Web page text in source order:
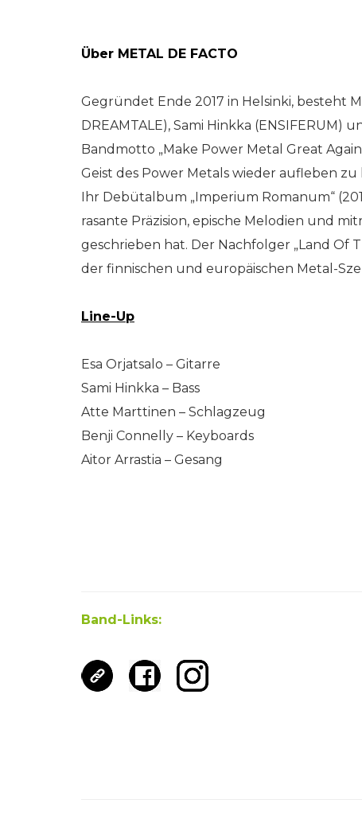
Über METAL DE FACTO
Gegründet Ende 2017 in Helsinki, besteht
DREAMTALE), Sami Hinkka (ENSIFERUM)
Bandmotto „Make Power Metal Great
Geist des Power Metals wieder aufleben zu
Ihr Debütalbum „Imperium Romanum“
rasante Präzision, epische Melodien und
geschrieben hat. Der Nachfolger „Land Of
der finnischen und europäischen Metal-
Line-Up
Esa Orjatsalo – Gitarre
Sami Hinkka – Bass
Atte Marttinen – Schlagzeug
Benji Connelly – Keyboards
Aitor Arrastia – Gesang
Band-Links: